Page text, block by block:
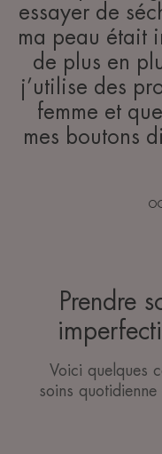
essayer de
ma peau était
de plus en
j’utilise des
femme et
mes boutons
Prendre
Voici quelques
soins